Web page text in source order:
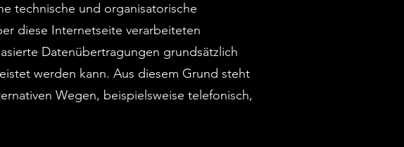
technische und organisatorische
diese Internetseite verarbeiteten
Datenübertragungen grundsätzlich
werden kann. Aus diesem Grund steht
Wegen, beispielsweise telefonisch,